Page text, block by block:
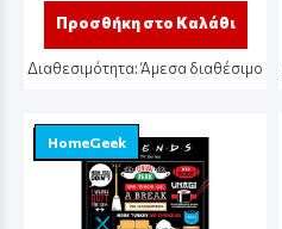
Προσθήκη στο Καλάθι
Διαθεσιμότητα:Άμεσα διαθέσιμο
HomeGeek